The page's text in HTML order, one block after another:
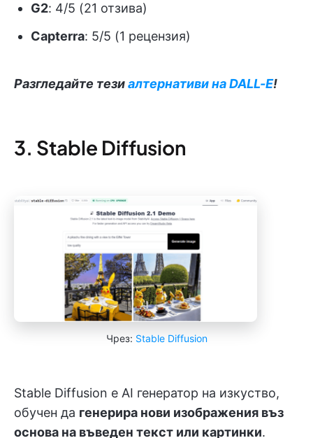
G2: 4/5 (21 отзива)
Capterra: 5/5 (1 рецензия)
Разгледайте тезиалтернативи на DALL-E!
3. Stable Diffusion
Чрез: Stable Diffusion
Stable Diffusion е AI генератор на изкуство,
обучен да генерира нови изображения въз
основа на въведен текст или картинки.